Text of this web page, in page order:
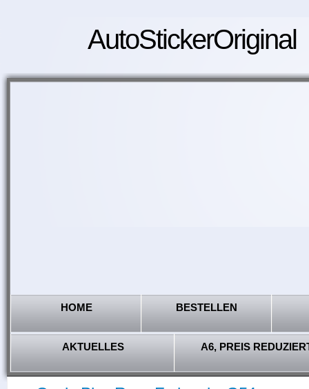
AutoStickerOriginal
HOME BESTELLEN
AKTUELLES A6, PREIS